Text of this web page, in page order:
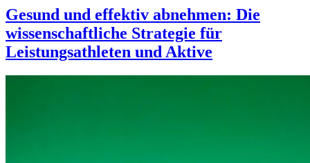
Gesund und effektiv abnehmen: Die
wissenschaftliche Strategie für
Leistungsathleten und Aktive